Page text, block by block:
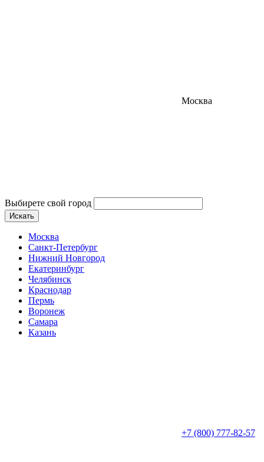
Москва
Выбирете свой город
Искать
Москва
Санкт-Петербург
Нижний Новгород
Екатеринбург
Челябинск
Краснодар
Пермь
Воронеж
Самара
Казань
+7 (800) 777-82-57